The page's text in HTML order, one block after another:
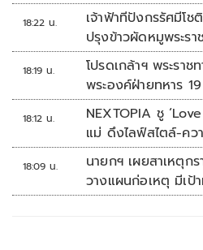
18:22 น.
เจ้าฟ้าทีปังกรรัศมีโช
ปรุงข้าวผัดหมูพระรา
18:19 น.
โปรดเกล้าฯ พระราช
พระองค์ฝ่ายทหาร
18:12 น.
NEXTOPIA ชู
แม่ ดึงไลฟ์สไตล์-คว
รณ์ช้อปปิงมีความหม
18:09 น.
นายกฯ เผยสาเหตุก
วางแผนก่อเหตุ มีเป้